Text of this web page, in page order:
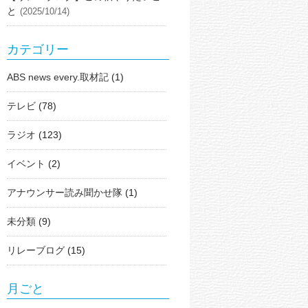
と (2025/10/14)
カテゴリー
ABS news every.取材記 (1)
テレビ (78)
ラジオ (123)
イベント (2)
アナウンサー読み聞かせ隊 (1)
未分類 (9)
リレーブログ (15)
月ごと